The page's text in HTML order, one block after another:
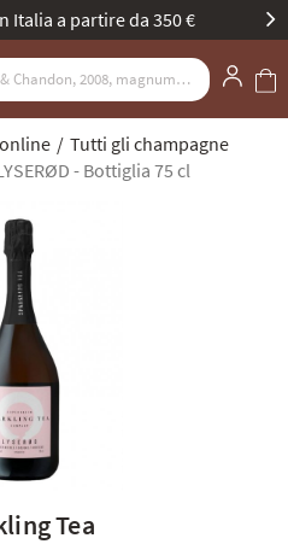
Nuova identità, stessa passione.
Tutti gli champagne
- Bottiglia 75 cl
Tea